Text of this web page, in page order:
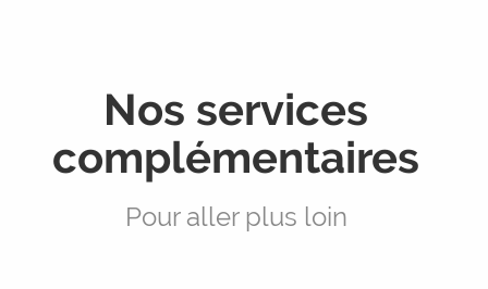
Rédaction
Expérience utilisateur
Maintenance
Nos services
complémentaires
Pour aller plus loin